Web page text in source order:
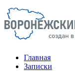
Главная
Записки